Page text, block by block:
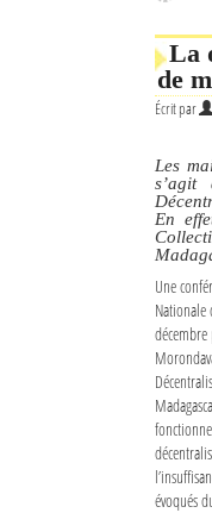
La
de
Écrit par
Les
s’agit
En
Une
Nationale
évoqués